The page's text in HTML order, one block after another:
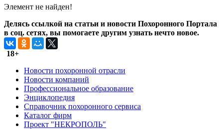
Элемент не найден!
Делясь ссылкой на статьи и новости Похоронного Портала
в соц. сетях, вы помогаете другим узнать нечто новое.
18+
Новости похоронной отрасли
Новости компаний
Профессиональное образование
Энциклопедия
Справочник похоронного сервиса
Каталог фирм
Проект "НЕКРОПОЛЬ"